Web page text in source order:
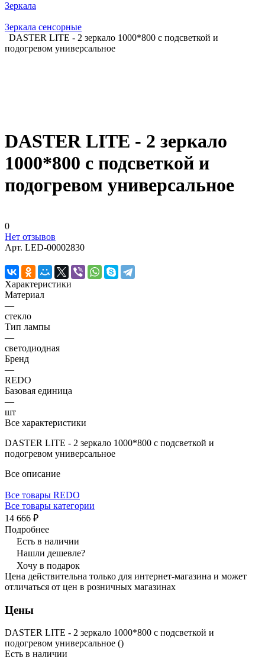
Зеркала
Зеркала сенсорные
DASTER LITE - 2 зеркало 1000*800 с подсветкой и
подогревом универсальное
DASTER LITE - 2 зеркало
1000*800 с подсветкой и
подогревом универсальное
0
Нет отзывов
Арт. LED-00002830
Характеристики
Материал
—
стекло
Тип лампы
—
светодиодная
Бренд
—
REDO
Базовая единица
—
шт
Все характеристики
DASTER LITE - 2 зеркало 1000*800 с подсветкой и
подогревом универсальное
Все описание
Все товары REDO
Все товары категории
14 666 ₽
Подробнее
Есть в наличии
Нашли дешевле?
Хочу в подарок
Цена действительна только для интернет-магазина и может
отличаться от цен в розничных магазинах
Цены
DASTER LITE - 2 зеркало 1000*800 с подсветкой и
подогревом универсальное ()
Есть в наличии